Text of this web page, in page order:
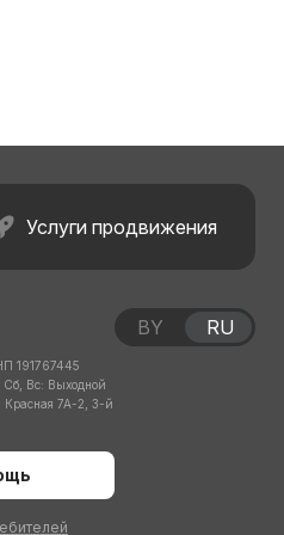
Услуги продвижения
191767445
Вс: Выходной
7А-2, 3-й
BY RU